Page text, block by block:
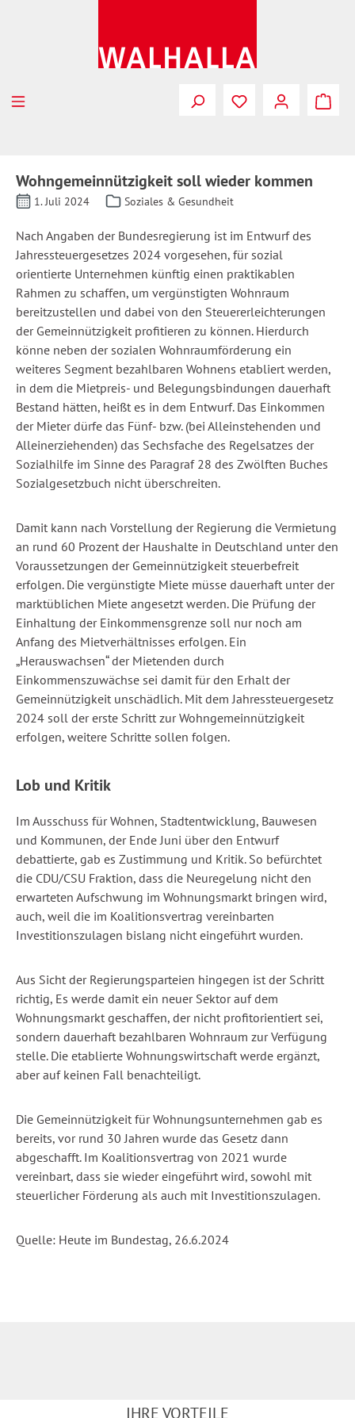
Wohngemeinnützigkeit soll wieder kommen
1. Juli 2024 Soziales & Gesundheit
Nach Angaben der Bundesregierung ist im Entwurf des
Jahressteuergesetzes 2024 vorgesehen, für sozial
orientierte Unternehmen künftig einen praktikablen
Rahmen zu schaffen, um vergünstigten Wohnraum
bereitzustellen und dabei von den Steuererleichterungen
der Gemeinnützigkeit profitieren zu können. Hierdurch
könne neben der sozialen Wohnraumförderung ein
weiteres Segment bezahlbaren Wohnens etabliert werden,
in dem die Mietpreis- und Belegungsbindungen dauerhaft
Bestand hätten, heißt es in dem Entwurf. Das Einkommen
der Mieter dürfe das Fünf- bzw. (bei Alleinstehenden und
Alleinerziehenden) das Sechsfache des Regelsatzes der
Sozialhilfe im Sinne des Paragraf 28 des Zwölften Buches
Sozialgesetzbuch nicht überschreiten.
Damit kann nach Vorstellung der Regierung die Vermietung
an rund 60 Prozent der Haushalte in Deutschland unter den
Voraussetzungen der Gemeinnützigkeit steuerbefreit
erfolgen. Die vergünstigte Miete müsse dauerhaft unter der
marktüblichen Miete angesetzt werden. Die Prüfung der
Einhaltung der Einkommensgrenze soll nur noch am
Anfang des Mietverhältnisses erfolgen. Ein
„Herauswachsen“ der Mietenden durch
Einkommenszuwächse sei damit für den Erhalt der
Gemeinnützigkeit unschädlich. Mit dem Jahressteuergesetz
2024 soll der erste Schritt zur Wohngemeinnützigkeit
erfolgen, weitere Schritte sollen folgen.
Lob und Kritik
Im Ausschuss für Wohnen, Stadtentwicklung, Bauwesen
und Kommunen, der Ende Juni über den Entwurf
debattierte, gab es Zustimmung und Kritik. So befürchtet
die CDU/CSU Fraktion, dass die Neuregelung nicht den
erwarteten Aufschwung im Wohnungsmarkt bringen wird,
auch, weil die im Koalitionsvertrag vereinbarten
Investitionszulagen bislang nicht eingeführt wurden.
Aus Sicht der Regierungsparteien hingegen ist der Schritt
richtig, Es werde damit ein neuer Sektor auf dem
Wohnungsmarkt geschaffen, der nicht profitorientiert sei,
sondern dauerhaft bezahlbaren Wohnraum zur Verfügung
stelle. Die etablierte Wohnungswirtschaft werde ergänzt,
aber auf keinen Fall benachteiligt.
Die Gemeinnützigkeit für Wohnungsunternehmen gab es
bereits, vor rund 30 Jahren wurde das Gesetz dann
abgeschafft. Im Koalitionsvertrag von 2021 wurde
vereinbart, dass sie wieder eingeführt wird, sowohl mit
steuerlicher Förderung als auch mit Investitionszulagen.
Quelle: Heute im Bundestag, 26.6.2024
IHRE VORTEILE